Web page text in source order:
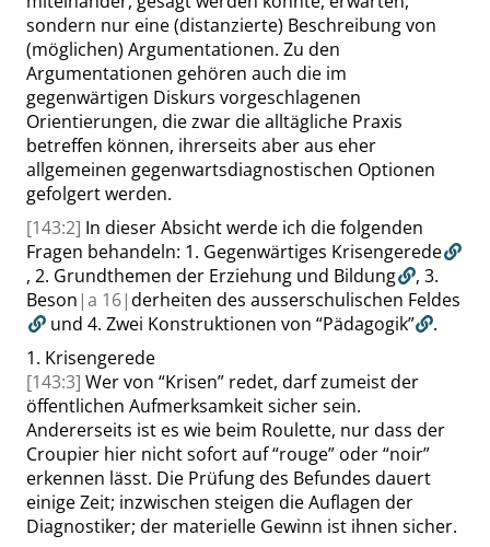
sondern nur eine (distanzierte) Beschreibung von
(möglichen) Argumentationen. Zu den
Argumentationen gehören auch die im
gegenwärtigen Diskurs vorgeschlagenen
Orientierungen, die zwar die alltägliche Praxis
betreffen können, ihrerseits aber aus eher
allgemeinen gegenwartsdiagnostischen Optionen
gefolgert werden.
[143:2] In dieser Absicht werde ich die folgenden
Fragen behandeln: 1. Gegenwärtiges Krisengerede
, 2. Grundthemen der Erziehung und Bildung , 3.
Beson |a 16|derheiten des ausserschulischen Feldes
und 4. Zwei Konstruktionen von “Pädagogik”
.
1. Krisengerede
[143:3] Wer von “Krisen” redet, darf zumeist der
öffentlichen Aufmerksamkeit sicher sein.
Andererseits ist es wie beim Roulette, nurdass der
Croupier hier nicht sofort auf“rouge” oder“noir”
erkennen lässt. Die Prüfung des Befundes dauert
einige Zeit; inzwischen steigen die Auflagen der
Diagnostiker; der materielle Gewinn ist ihnen sicher.